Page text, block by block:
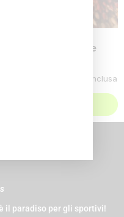
Massaggi – varie
Iva Inclusa
il paradiso per gli sportivi!